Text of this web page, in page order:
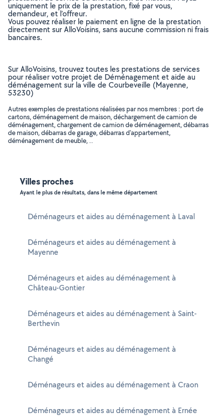
uniquement le prix de la prestation, fixé par vous,
demandeur, et l’offreur.
Vous pouvez réaliser le paiement en ligne de la prestation
directement sur AlloVoisins, sans aucune commission ni frais
bancaires.
Sur AlloVoisins, trouvez toutes les prestations de services
pour réaliser votre projet de Déménagement et aide au
déménagement sur la ville de Courbeveille (Mayenne,
53230)
Autres exemples de prestations réalisées par nos membres : port de
cartons, déménagement de maison, déchargement de camion de
déménagement, chargement de camion de déménagement, débarras
de maison, débarras de garage, débarras d'appartement,
déménagement de meuble, ..
Villes proches
Ayant le plus de résultats, dans le même département
Déménageurs et aides au déménagement à Laval
Déménageurs et aides au déménagement à
Mayenne
Déménageurs et aides au déménagement à
Château-Gontier
Déménageurs et aides au déménagement à Saint-
Berthevin
Déménageurs et aides au déménagement à
Changé
Déménageurs et aides au déménagement à Craon
Déménageurs et aides au déménagement à Ernée